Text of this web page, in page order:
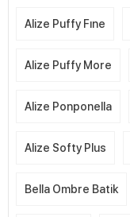
Alize Puffy Fıne
Alize Puffy More
Alize Ponponella
Alize Softy Plus
Bella Ombre Batik